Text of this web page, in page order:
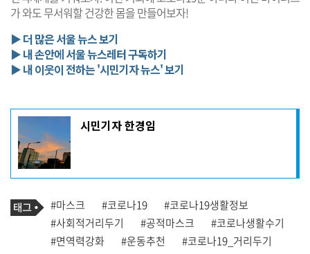
가 와도 무서워할 건강한 몸을 만들어보자!
▶ 더 많은 서울 뉴스 보기
▶ 내 손안에 서울 뉴스레터 구독하기
▶ 내 이웃이 전하는 '시민기자 뉴스' 보기
기
사
작
성
자
프
필
시민기자 한경임
기
사
관
련
태
태
그
#마스크 #코로나19
#코로나19생활정보
#사회적거리두기
#공적마스크
#코로나생활수기
#면역력강화
#운동추천 #코로나19_거리두기